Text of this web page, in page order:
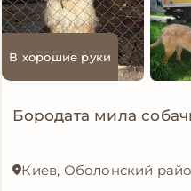
В хорошие руки
Киев, Оболонский